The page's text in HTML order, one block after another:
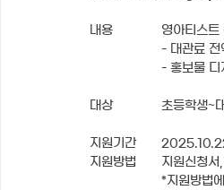
내용		영아티
- 대관료
- 홍보물
대상		초등학
지원기간
지원방법	지
*지원방